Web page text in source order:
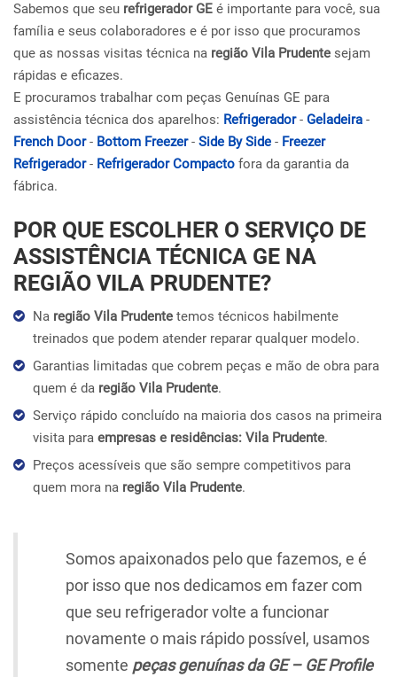
Sabemos que seu refrigerador GE é importante para você, sua
família e seus colaboradores e é por isso que procuramos
que as nossas visitas técnica na região Vila Prudente sejam
rápidas e eficazes.
E procuramos trabalhar com peças Genuínas GE para
assistência técnica dos aparelhos: Refrigerador- Geladeira -
French Door- Bottom Freezer- Side By Side - Freezer
Refrigerador- Refrigerador Compacto fora da garantia da
fábrica.
POR QUE ESCOLHER O SERVIÇO DE
ASSISTÊNCIA TÉCNICA GE NA
REGIÃO VILA PRUDENTE?
Na região Vila Prudente temos técnicos habilmente
treinados que podem atender reparar qualquer modelo.
Garantias limitadas que cobrem peças e mão de obra para
quem é da região Vila Prudente.
Serviço rápido concluído na maioria dos casos na primeira
visita para empresas e residências: Vila Prudente.
Preços acessíveis que são sempre competitivos para
quem mora na região Vila Prudente.
Somos apaixonados pelo que fazemos, e é
por isso que nos dedicamos em fazer com
que seu refrigerador volte a funcionar
novamente o mais rápido possível, usamos
somente peças genuínas da GE – GE Profile